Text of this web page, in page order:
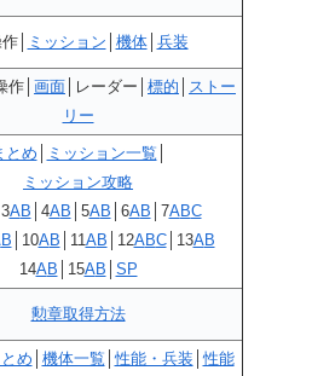
│ ミッション 機体│ 兵装
│ 画面 │レーダー│ 標的
ストー
リー
とめ ミッション一覧
ミッション攻略
AB │4AB │5AB │6AB │7ABC
B │10AB │11 AB │12ABC│13AB
14AB │15AB SP
勲章取得方法
とめ 機体一覧 │性能・兵装 │性能